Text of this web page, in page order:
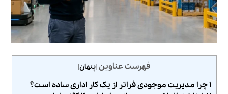
فهرست عناوین [پنهان]
۱ چرا مدیریت موجودی فراتر از یک کار اداری ساده است؟